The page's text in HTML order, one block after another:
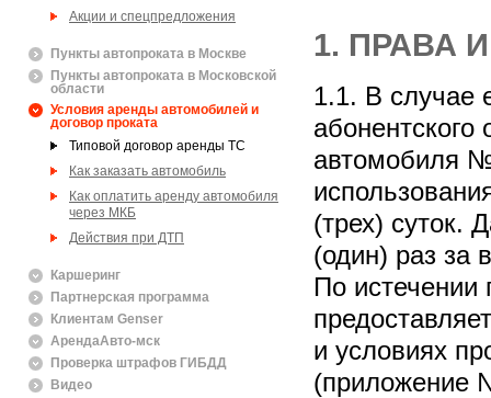
Акции и спецпредложения
Пункты автопроката в Москве
Пункты автопроката в Московской
области
Условия аренды автомобилей и
договор проката
Типовой договор аренды ТС
Как заказать автомобиль
Как оплатить аренду автомобиля
через МКБ
Действия при ДТП
Каршеринг
Партнерская программа
Клиентам Genser
АрендаАвто-мск
Проверка штрафов ГИБДД
Видео
1. ПРАВА
1.1. В случае
автомобиля №
(трех) суток.
(один) раз за
По
и условиях
(приложение